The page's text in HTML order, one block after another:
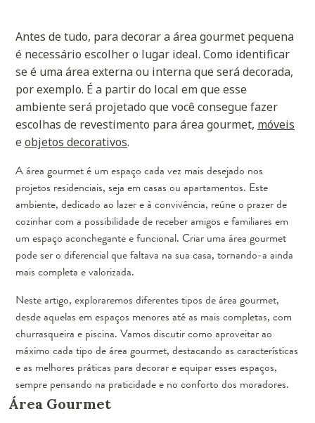
Antes de tudo, para decorar a área gourmet pequena
é necessário escolher o lugar ideal. Como identificar
se é uma área externa ou interna que será decorada,
por exemplo. É a partir do local em que esse
ambiente será projetado que você consegue fazer
escolhas de revestimento para área gourmet, móveis
eobjetos decorativos.
A área gourmet é um espaço cada vez mais desejado nos
projetos residenciais, seja em casas ou apartamentos. Este
ambiente, dedicado ao lazer e à convivência, reúne o prazer de
cozinhar com a possibilidade de receber amigos e familiares em
um espaço aconchegante e funcional. Criar uma área gourmet
pode ser o diferencial que faltava na sua casa, tornando-a ainda
mais completa e valorizada.
Neste artigo, exploraremos diferentes tipos de área gourmet,
desde aquelas em espaços menores até as mais completas, com
churrasqueira e piscina. Vamos discutir como aproveitar ao
máximo cada tipo de área gourmet, destacando as características
e as melhores práticas para decorar e equipar esses espaços,
sempre pensando na praticidade e no conforto dos moradores.
Área Gourmet